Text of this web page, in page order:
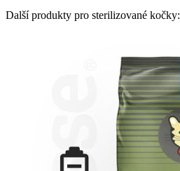
Další produkty pro sterilizované kočky: